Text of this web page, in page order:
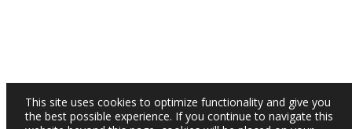
This site uses cookies to optimize functionality and give you
the best possible experience. If you continue to navigate this